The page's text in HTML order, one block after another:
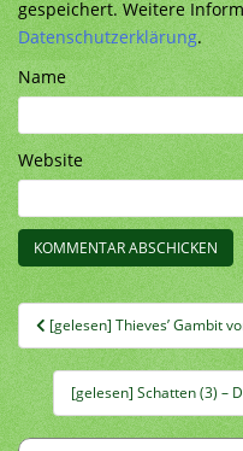
gespeichert. Weitere
Datenschutzerklärung.
Name
Website
[gelesen] Thieves’ Gambit
[gelesen] Schatten (3) –